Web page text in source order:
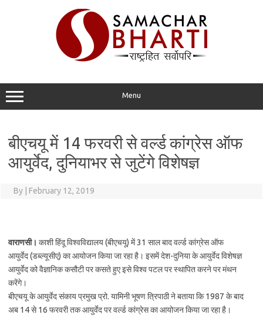
Menu
बीएचयू में 14 फरवरी से वर्ल्‍ड कांग्रेस ऑफ
आयुर्वेद, दुनियाभर से जुटेंगे विशेषज्ञ
By February 12, 2019
वाराणसी। काशी हिंदू विश्‍वविद्यालय (बीएचयू) में 31 साल बाद वर्ल्‍ड कांग्रेस ऑफ
आयुर्वेद (डब्‍ल्‍यूसीए) का आयोजन किया जा रहा है। इसमें देश-दुनिया के आयुर्वेद विशेषज्ञ
आयुर्वेद को वैज्ञानिक कसौटी पर कसते हुए इसे विश्‍व पटल पर स्‍थापित करने पर मंथन
करेंगे।
बीएचयू के आयुर्वेद संकाय प्रमुख प्रो. यामिनी भूषण त्रिपाठी ने बताया कि 1987 के बाद
अब 14 से 16 फरवरी तक आयुर्वेद पर वर्ल्‍ड कांग्रेस का आयोजन किया जा रहा है।